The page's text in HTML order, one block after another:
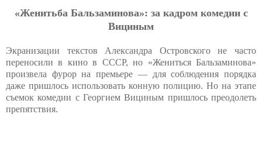
«Женитьба Бальзаминова»: за кадром комедии с
Вициным
Экранизации текстов Александра Островского не часто
переносили в кино в СССР, но «Жениться Бальзаминова»
произвела фурор на премьере — для соблюдения порядка
даже пришлось использовать конную полицию. Но на этапе
съемок комедии с Георгием Вициным пришлось преодолеть
препятствия.